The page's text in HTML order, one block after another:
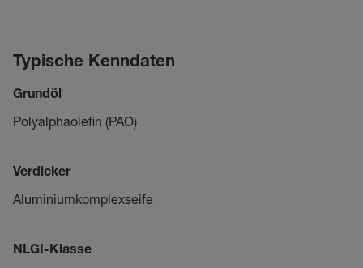
Typische Kenndaten
Grundöl
Polyalphaolefin (PAO)
Verdicker
Aluminiumkomplexseife
NLGI-Klasse